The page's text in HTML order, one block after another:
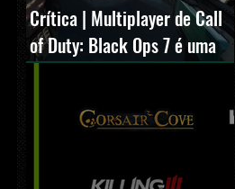
Crítica | Multiplayer de Call
of Duty: Black Ops 7 é uma
experiência positiva,